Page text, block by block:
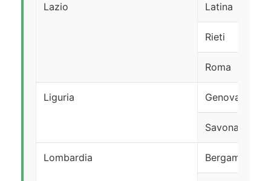
Lazio Latina
Rieti
Roma
Liguria Genova
Savona
Lombardia Bergamo